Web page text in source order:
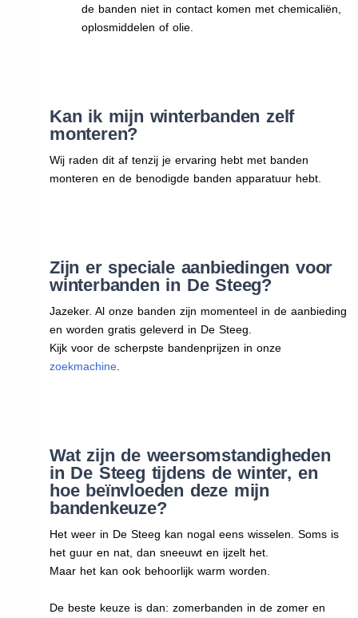
de banden niet in contact komen met chemicaliën,
oplosmiddelen of olie.
Kan ik mijn winterbanden zelf
monteren?
Wij raden dit af tenzij je ervaring hebt met banden
monteren en de benodigde banden apparatuur hebt.
Zijn er speciale aanbiedingen voor
winterbanden in De Steeg?
Jazeker. Al onze banden zijn momenteel in de aanbieding
en worden gratis geleverd in De Steeg.
Kijk voor de scherpste bandenprijzen in onze
zoekmachine.
Wat zijn de weersomstandigheden
in De Steeg tijdens de winter, en
hoe beïnvloeden deze mijn
bandenkeuze?
Het weer in De Steeg kan nogal eens wisselen. Soms is
het guur en nat, dan sneeuwt en ijzelt het.
Maar het kan ook behoorlijk warm worden.
De beste keuze is dan: zomerbanden in de zomer en